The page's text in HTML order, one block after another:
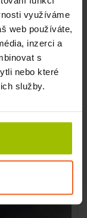
využíváme
web používáte,
inzerci a
s
nebo které
služby.
+ tubing).